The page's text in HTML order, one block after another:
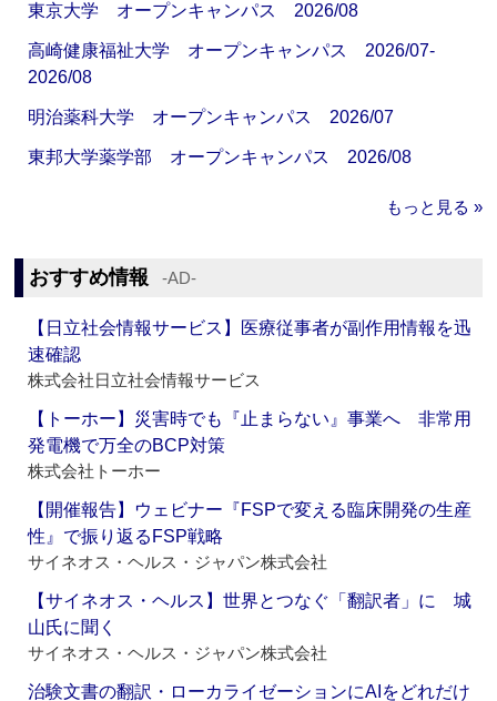
東京大学 オープンキャンパス 2026/08
高崎健康福祉大学 オープンキャンパス 2026/07-
2026/08
明治薬科大学 オープンキャンパス 2026/07
東邦大学薬学部 オープンキャンパス 2026/08
もっと見る »
おすすめ情報 ‐AD‐
【日立社会情報サービス】医療従事者が副作用情報を迅
速確認
株式会社日立社会情報サービス
【トーホー】災害時でも『止まらない』事業へ 非常用
発電機で万全のBCP対策
株式会社トーホー
【開催報告】ウェビナー『FSPで変える臨床開発の生産
性』で振り返るFSP戦略
サイネオス・ヘルス・ジャパン株式会社
【サイネオス・ヘルス】世界とつなぐ「翻訳者」に 城
山氏に聞く
サイネオス・ヘルス・ジャパン株式会社
治験文書の翻訳・ローカライゼーションにAIをどれだけ